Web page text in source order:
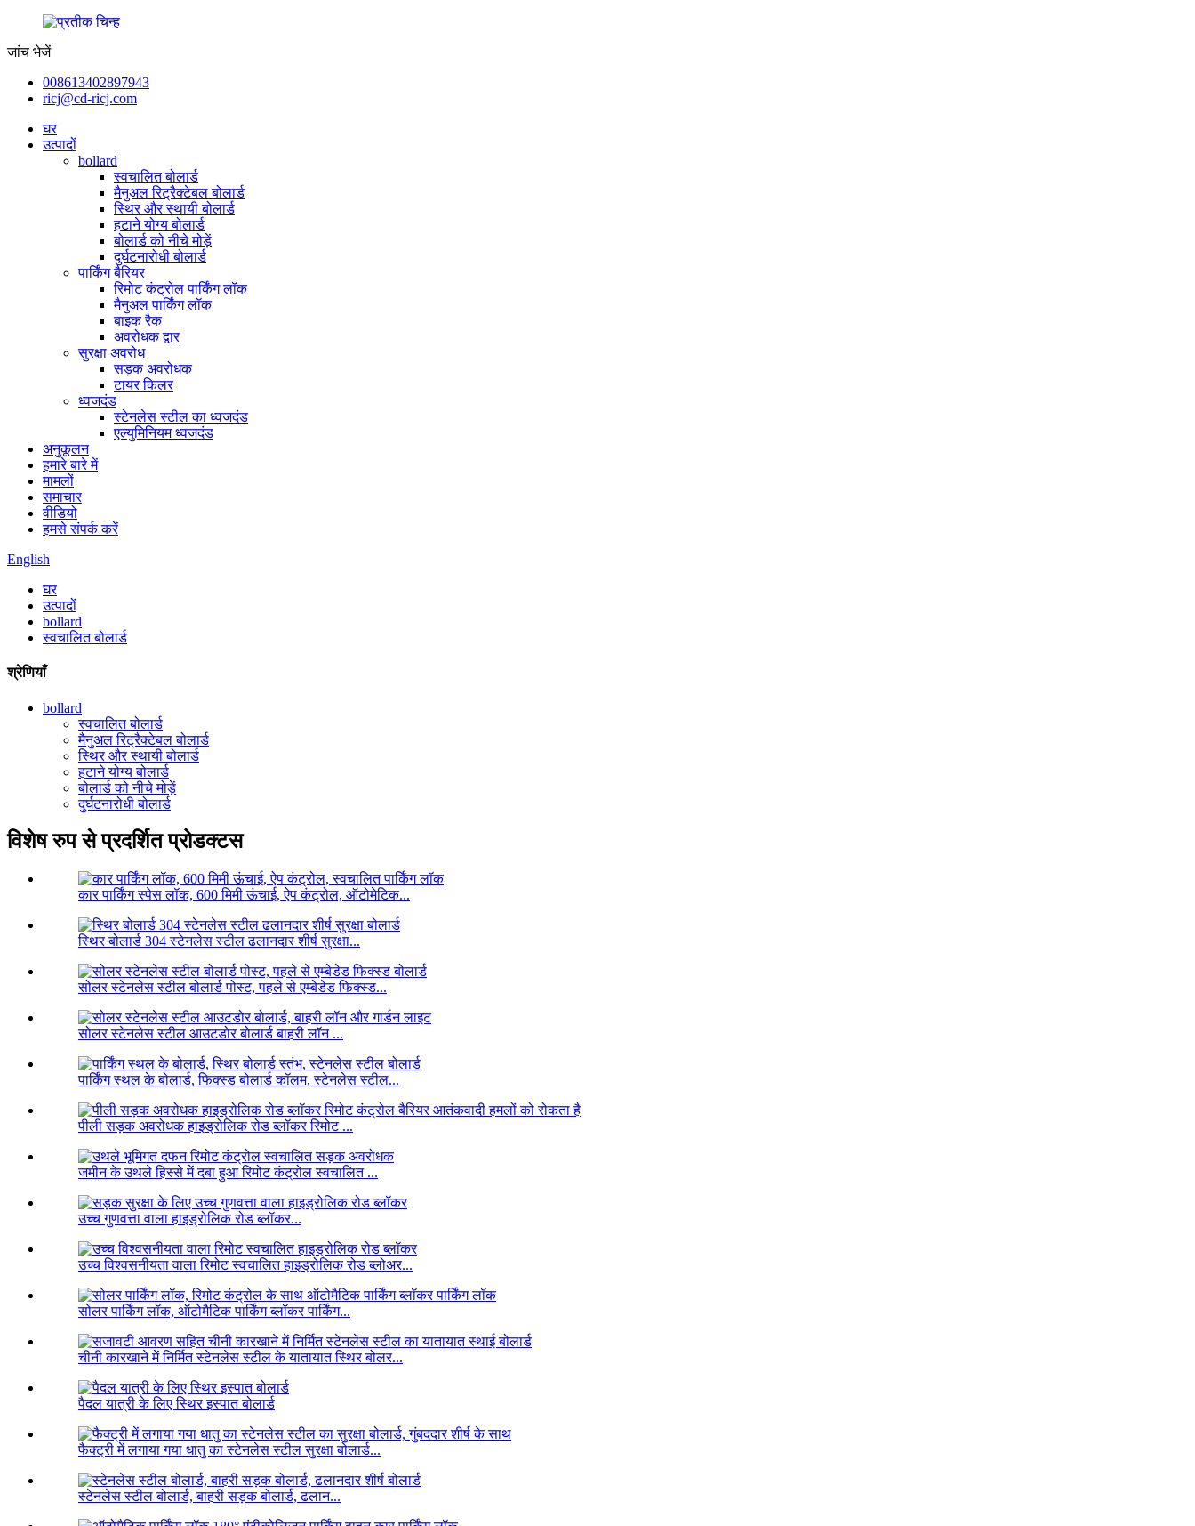
जांच भेजें
008613402897943
ricj@cd-ricj.com
घर
उत्पादों
bollard
स्वचालित बोलार्ड
मैनुअल रिट्रैक्टेबल बोलार्ड
स्थिर और स्थायी बोलार्ड
हटाने योग्य बोलार्ड
बोलार्ड को नीचे मोड़ें
दुर्घटनारोधी बोलार्ड
पार्किंग बैरियर
रिमोट कंट्रोल पार्किंग लॉक
मैनुअल पार्किंग लॉक
बाइक रैक
अवरोधक द्वार
सुरक्षा अवरोध
सड़क अवरोधक
टायर किलर
ध्वजदंड
स्टेनलेस स्टील का ध्वजदंड
एल्युमिनियम ध्वजदंड
अनुकूलन
हमारे बारे में
मामलों
समाचार
वीडियो
हमसे संपर्क करें
English
घर
उत्पादों
bollard
स्वचालित बोलार्ड
श्रेणियाँ
bollard
स्वचालित बोलार्ड
मैनुअल रिट्रैक्टेबल बोलार्ड
स्थिर और स्थायी बोलार्ड
हटाने योग्य बोलार्ड
बोलार्ड को नीचे मोड़ें
दुर्घटनारोधी बोलार्ड
विशेष रुप से प्रदर्शित प्रोडक्टस
कार पार्किंग स्पेस लॉक, 600 मिमी ऊंचाई, ऐप कंट्रोल, ऑटोमेटिक...
स्थिर बोलार्ड 304 स्टेनलेस स्टील ढलानदार शीर्ष सुरक्षा...
सोलर स्टेनलेस स्टील बोलार्ड पोस्ट, पहले से एम्बेडेड फिक्स्ड...
सोलर स्टेनलेस स्टील आउटडोर बोलार्ड बाहरी लॉन ...
पार्किंग स्थल के बोलार्ड, फिक्स्ड बोलार्ड कॉलम, स्टेनलेस स्टील...
पीली सड़क अवरोधक हाइड्रोलिक रोड ब्लॉकर रिमोट ...
जमीन के उथले हिस्से में दबा हुआ रिमोट कंट्रोल स्वचालित ...
उच्च गुणवत्ता वाला हाइड्रोलिक रोड ब्लॉकर...
उच्च विश्वसनीयता वाला रिमोट स्वचालित हाइड्रोलिक रोड ब्लोअर...
सोलर पार्किंग लॉक, ऑटोमैटिक पार्किंग ब्लॉकर पार्किंग...
चीनी कारखाने में निर्मित स्टेनलेस स्टील के यातायात स्थिर बोलर...
पैदल यात्री के लिए स्थिर इस्पात बोलार्ड
फैक्ट्री में लगाया गया धातु का स्टेनलेस स्टील सुरक्षा बोलार्ड...
स्टेनलेस स्टील बोलार्ड, बाहरी सड़क बोलार्ड, ढलान...